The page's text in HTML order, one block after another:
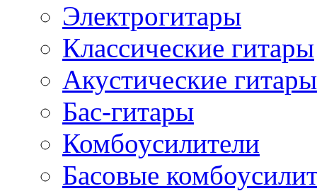
Электрогитары
Классические гитары
Акустические гитары
Бас-гитары
Комбоусилители
Басовые